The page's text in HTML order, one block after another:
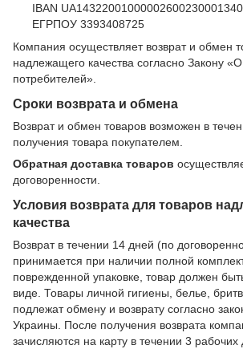
IBAN
ЕГРПОУ 3393408725
Компания осуществляет возврат и обмен
надлежащего качества согласно Закону «О
потребителей».
Сроки возврата и обмена
Возврат и обмен товаров возможен в
получения товара покупателем.
Обратная доставка товаров
договоренности.
Условия возврата для товаров
качества
Возврат в течении 14 дней (по
принимается при наличии полной
поврежденной упаковке, товар должен
виде. Товары личной гигиены, белье,
подлежат обмену и возврату согласно
Украины. После получения возврата
зачисляются на карту в течении 3